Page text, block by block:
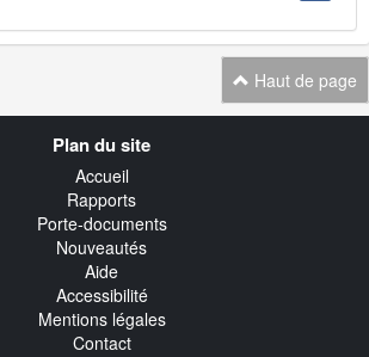
Haut de page
Plan du site
Accueil
Rapports
Porte-documents
Nouveautés
Aide
Accessibilité
Mentions légales
Contact